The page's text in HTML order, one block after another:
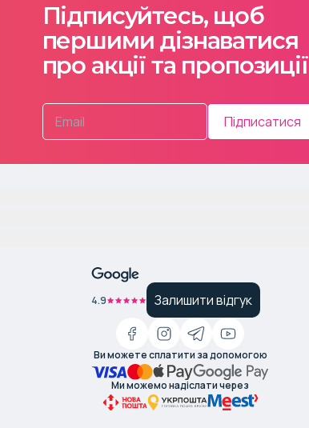
Підписуйтесь, щоб
першими дізнаватися
про акції та пропозиції
Підписатися
4.9 Залишити відгук
Ви можете сплатити за допомогою
Ми можемо надіслати через